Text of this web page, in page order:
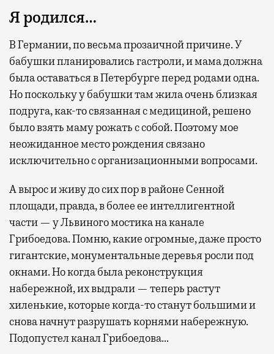
Современный путешественник часто берет
с собой не только чемодан, но и ноутбук.
А ожидание рейса все чаще превращается
не в потерянное время, а в возможность
спокойно закончить дела или спланировать
активности в путешествии, например
забронировать нужные билеты и рестораны.
Бизнес-зал становится местом, где можно
провести переговоры, поработать или просто
выпить кофе, наблюдая сквозь панорамные
окна за тем, как взлетают и садятся
самолеты. В Москве нет недостатка
в лаунжах. В аэропортах их обычно
несколько — в разных зонах воздушных
гаваней. На некоторых вокзалах — тоже.
Я родился…
В Германии, по весьма прозаичной причине. У
бабушки планировались гастроли, и мама должна
была оставаться в Петербурге перед родами одна.
Но поскольку у бабушки там жила очень близкая
подруга, как-то связанная с медициной, решено
было взять маму рожать с собой. Поэтому мое
неожиданное место рождения связано
исключительно с организационными вопросами.
А вырос и живу до сих пор в районе Сенной
площади, правда, в более ее интеллигентной
части — у Львиного мостика на канале
Грибоедова. Помню, какие огромные, даже просто
гигантские, монументальные деревья росли под
окнами. Но когда была реконструкция
набережной, их выдрали — теперь растут
хиленькие, которые когда-то станут большими и
снова начнут разрушать корнями набережную.
Подопустел канал Грибоедова…